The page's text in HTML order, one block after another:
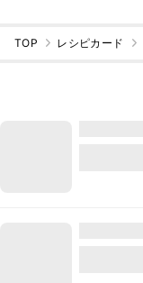
TOP レシピカード